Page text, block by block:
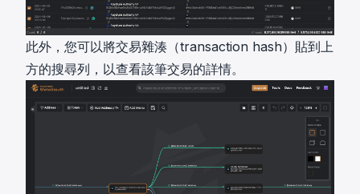
此外，您可以將交易雜湊（transaction hash）貼到上
方的搜尋列，以查看該筆交易的詳情。